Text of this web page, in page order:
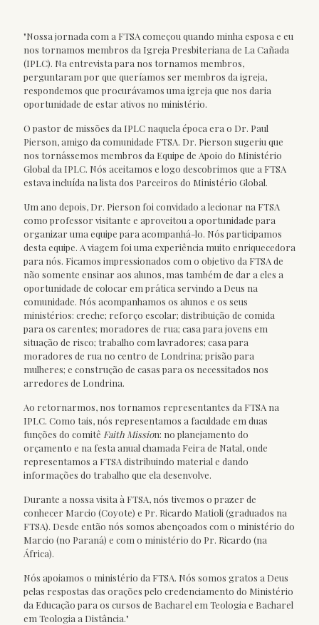
"Nossa jornada com a FTSA começou quando minha esposa e eu
nos tornamos membros da Igreja Presbiteriana de La Cañada
(IPLC). Na entrevista para nos tornamos membros,
perguntaram por que queríamos ser membros da igreja,
respondemos que procurávamos uma igreja que nos daria
oportunidade de estar ativos no ministério.
O pastor de missões da IPLC naquela época era o Dr. Paul
Pierson, amigo da comunidade FTSA. Dr. Pierson sugeriu que
nos tornássemos membros da Equipe de Apoio do Ministério
Global da IPLC. Nós aceitamos e logo descobrimos que a FTSA
estava incluída na lista dos Parceiros do Ministério Global.
Um ano depois, Dr. Pierson foi convidado a lecionar na FTSA
como professor visitante e aproveitou a oportunidade para
organizar uma equipe para acompanhá-lo. Nós participamos
desta equipe. A viagem foi uma experiência muito enriquecedora
para nós. Ficamos impressionados com o objetivo da FTSA de
não somente ensinar aos alunos, mas também de dar a eles a
oportunidade de colocar em prática servindo a Deus na
comunidade. Nós acompanhamos os alunos e os seus
ministérios: creche; reforço escolar; distribuição de comida
para os carentes; moradores de rua; casa para jovens em
situação de risco; trabalho com lavradores; casa para
moradores de rua no centro de Londrina; prisão para
mulheres; e construção de casas para os necessitados nos
arredores de Londrina.
Ao retornarmos, nos tornamos representantes da FTSA na
IPLC. Como tais, nós representamos a faculdade em duas
funções do comitê Faith Mission: no planejamento do
orçamento e na festa anual chamada Feira de Natal, onde
representamos a FTSA distribuindo material e dando
informações do trabalho que ela desenvolve.
Durante a nossa visita à FTSA, nós tivemos o prazer de
conhecer Marcio (Coyote) e Pr. Ricardo Matioli (graduados na
FTSA). Desde então nós somos abençoados com o ministério do
Marcio (no Paraná) e com o ministério do Pr. Ricardo (na
África).
Nós apoiamos o ministério da FTSA. Nós somos gratos a Deus
pelas respostas das orações pelo credenciamento do Ministério
da Educação para os cursos de Bacharel em Teologia e Bacharel
em Teologia a Distância."